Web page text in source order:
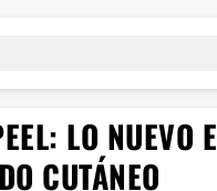
LO NUEVO
CUTÁNEO